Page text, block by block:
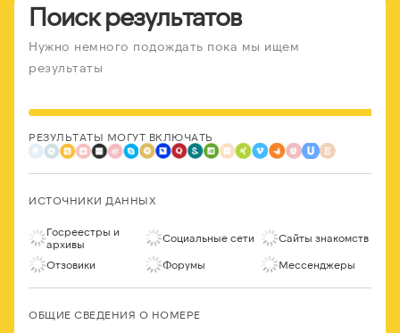
Поиск результатов
Нужно немного подождать пока мы ищем
результаты
РЕЗУЛЬТАТЫ МОГУТ ВКЛЮЧАТЬ
ИСТОЧНИКИ ДАННЫХ
Госреестры и
архивы
Социальные сети Сайты знакомств
Отзовики Форумы Мессенджеры
ОБЩИЕ СВЕДЕНИЯ О НОМЕРЕ